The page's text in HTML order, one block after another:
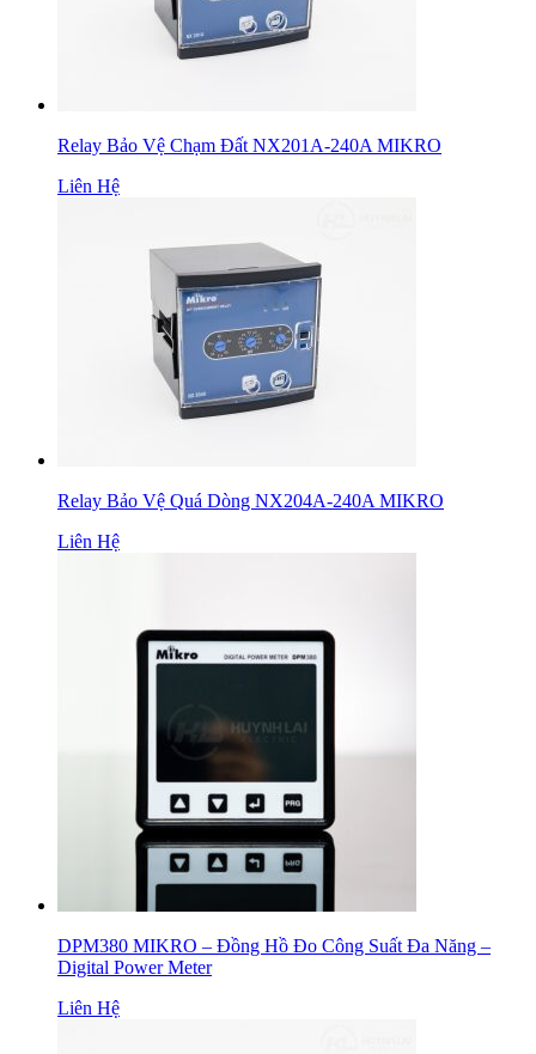
Relay Bảo Vệ Chạm Đất NX201A-240A MIKRO
Liên Hệ
Relay Bảo Vệ Quá Dòng NX204A-240A MIKRO
Liên Hệ
DPM380 MIKRO – Đồng Hồ Đo Công Suất Đa Năng –
Digital Power Meter
Liên Hệ